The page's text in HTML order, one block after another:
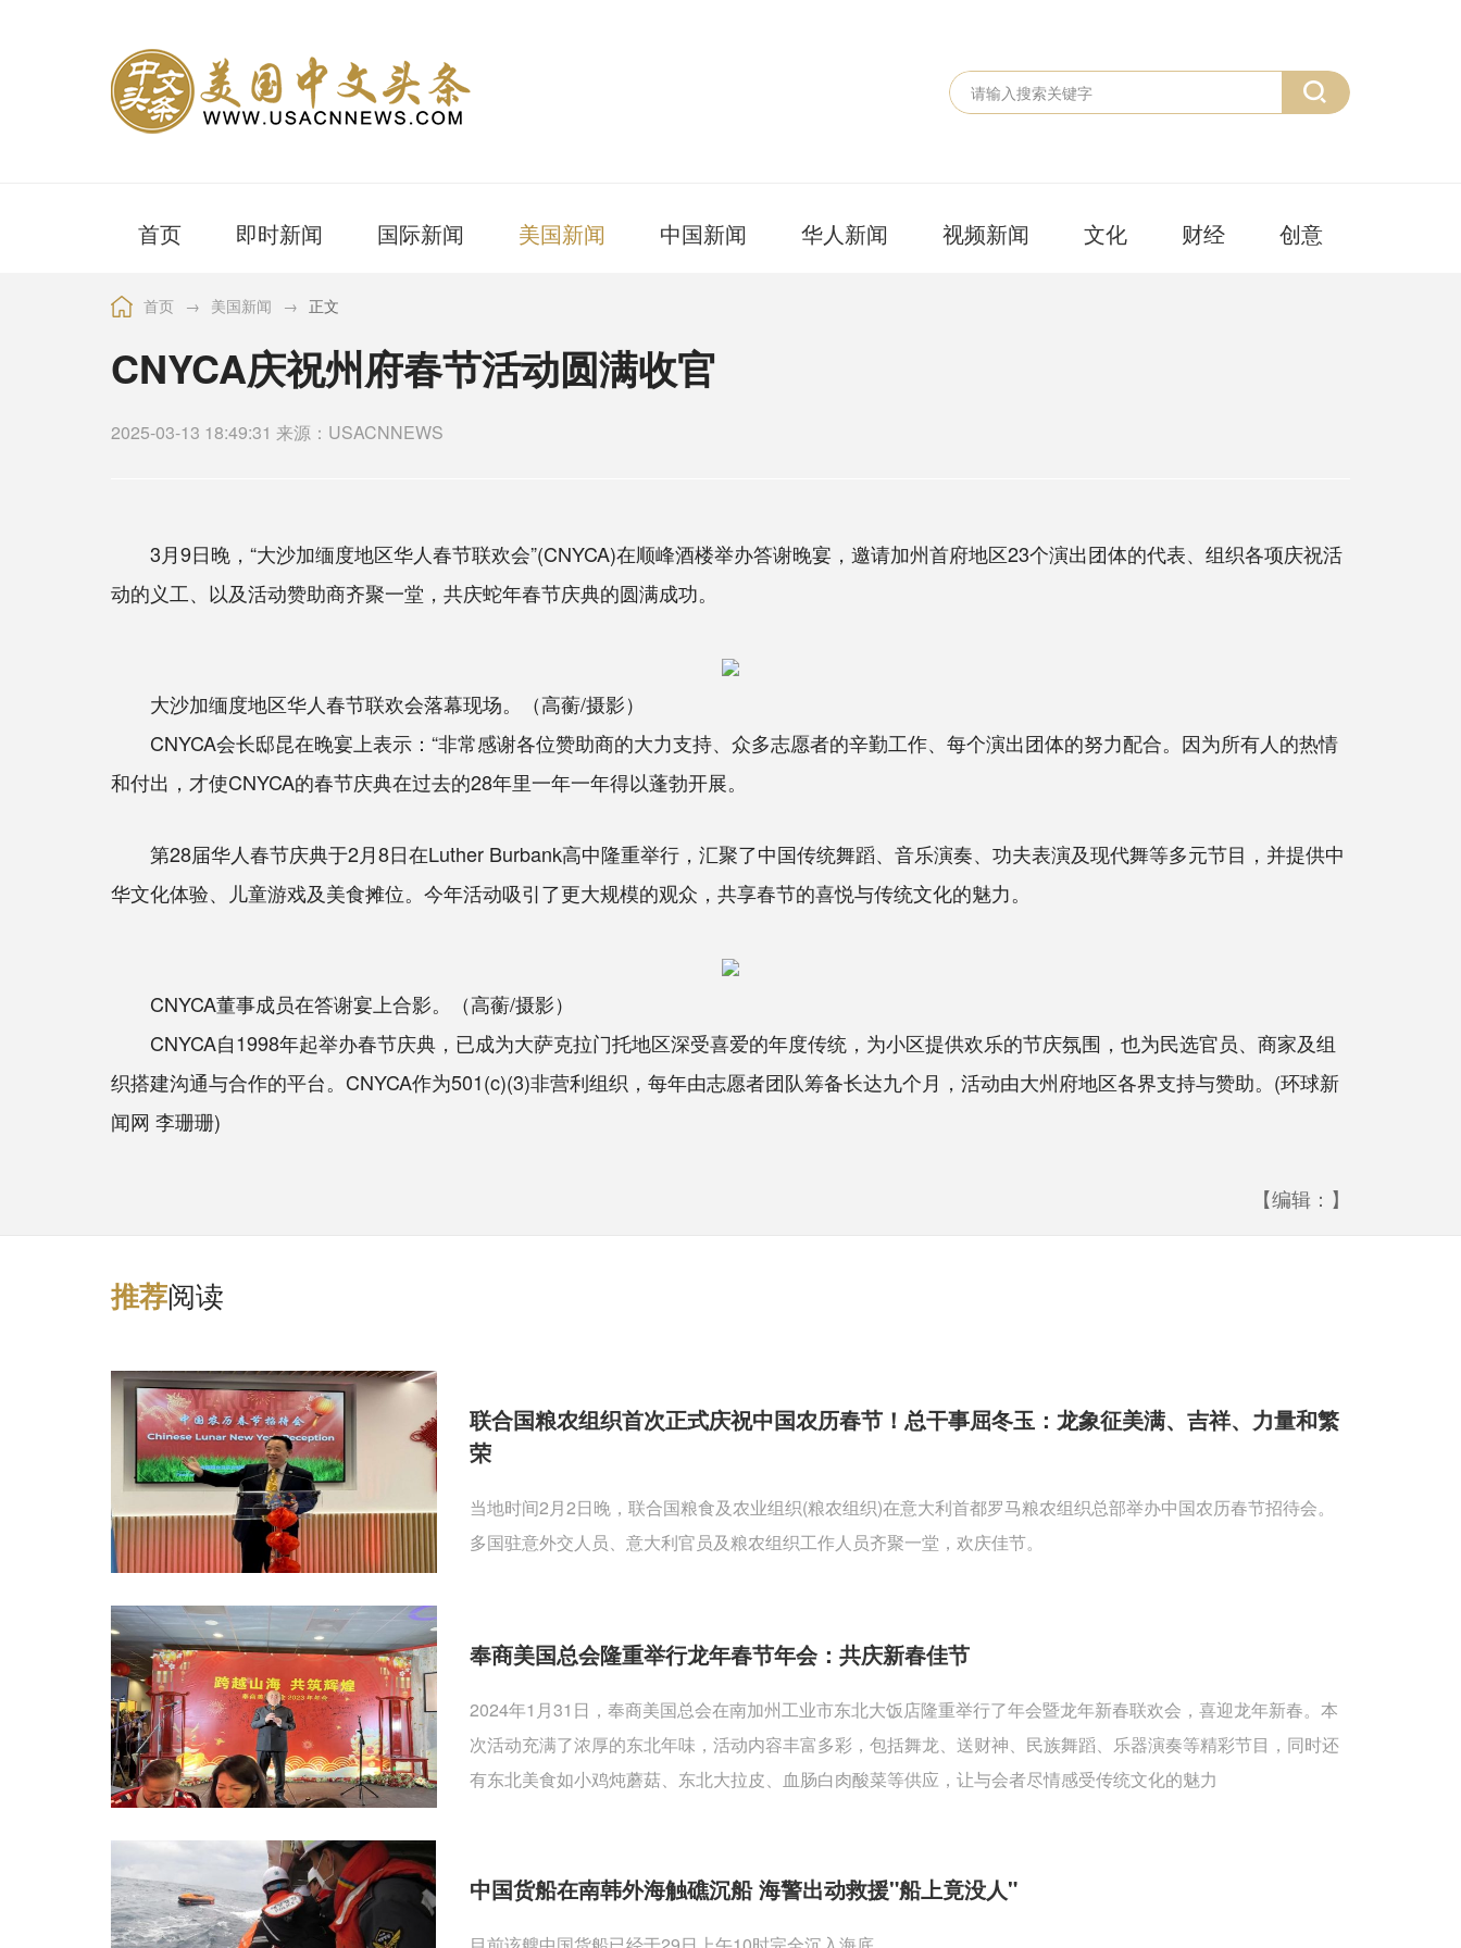
首页 即时新闻 国际新闻 美国新闻 中国新闻 华人新闻 视频新闻 文化 财经 创意
首页 → 美国新闻 → 正文
CNYCA庆祝州府春节活动圆满收官
2025-03-13 18:49:31 来源：USACNNEWS
3月9日晚，“大沙加缅度地区华人春节联欢会”(CNYCA)在顺峰酒楼举办答谢晚宴，邀请加州首府地区23个演出团体的代表、组织各项庆祝活
动的义工、以及活动赞助商齐聚一堂，共庆蛇年春节庆典的圆满成功。
大沙加缅度地区华人春节联欢会落幕现场。（高蘅/摄影）
CNYCA会长邸昆在晚宴上表示：“非常感谢各位赞助商的大力支持、众多志愿者的辛勤工作、每个演出团体的努力配合。因为所有人的热情
和付出，才使CNYCA的春节庆典在过去的28年里一年一年得以蓬勃开展。
第28届华人春节庆典于2月8日在Luther Burbank高中隆重举行，汇聚了中国传统舞蹈、音乐演奏、功夫表演及现代舞等多元节目，并提供中
华文化体验、儿童游戏及美食摊位。今年活动吸引了更大规模的观众，共享春节的喜悦与传统文化的魅力。
CNYCA董事成员在答谢宴上合影。（高蘅/摄影）
CNYCA自1998年起举办春节庆典，已成为大萨克拉门托地区深受喜爱的年度传统，为小区提供欢乐的节庆氛围，也为民选官员、商家及组
织搭建沟通与合作的平台。CNYCA作为501(c)(3)非营利组织，每年由志愿者团队筹备长达九个月，活动由大州府地区各界支持与赞助。(环球新
闻网 李珊珊)
【编辑：】
推荐阅读
联合国粮农组织首次正式庆祝中国农历春节！总干事屈冬玉：龙象征美满、吉祥、力量和繁
荣
当地时间2月2日晚，联合国粮食及农业组织(粮农组织)在意大利首都罗马粮农组织总部举办中国农历春节招待会。
多国驻意外交人员、意大利官员及粮农组织工作人员齐聚一堂，欢庆佳节。
奉商美国总会隆重举行龙年春节年会：共庆新春佳节
2024年1月31日，奉商美国总会在南加州工业市东北大饭店隆重举行了年会暨龙年新春联欢会，喜迎龙年新春。本
次活动充满了浓厚的东北年味，活动内容丰富多彩，包括舞龙、送财神、民族舞蹈、乐器演奏等精彩节目，同时还
有东北美食如小鸡炖蘑菇、东北大拉皮、血肠白肉酸菜等供应，让与会者尽情感受传统文化的魅力
中国货船在南韩外海触礁沉船 海警出动救援"船上竟没人"